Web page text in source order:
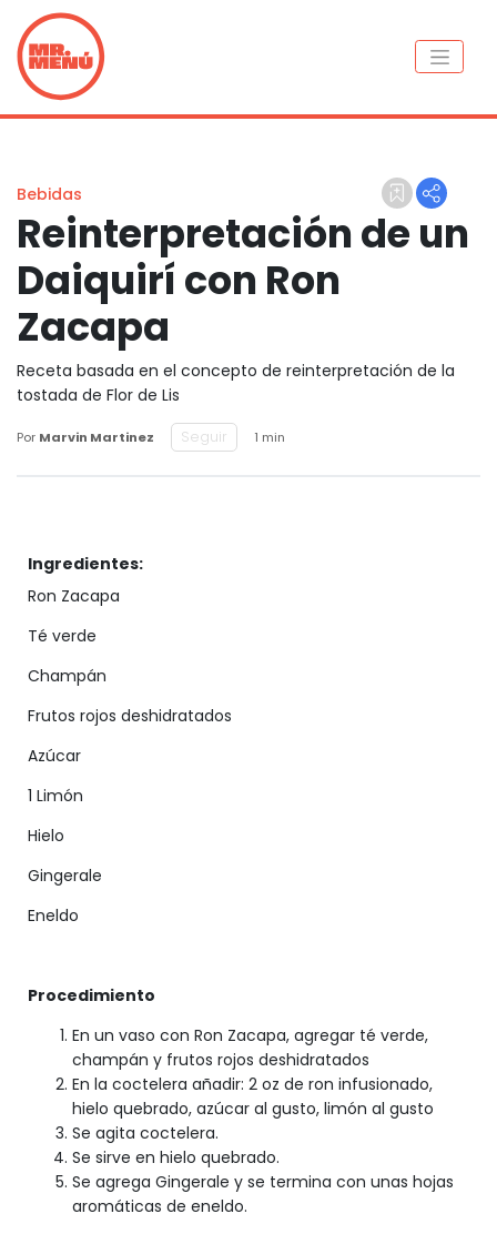
Bebidas
Reinterpretación de un
Daiquirí con Ron
Zacapa
Receta basada en el concepto de reinterpretación de la
tostada de Flor de Lis
Por Marvin Martinez Seguir 1 min
Ingredientes:
Ron Zacapa
Té verde
Champán
Frutos rojos deshidratados
Azúcar
1 Limón
Hielo
Gingerale
Eneldo
Procedimiento
En un vaso con Ron Zacapa, agregar té verde,
champán y frutos rojos deshidratados
En la coctelera añadir: 2 oz de ron infusionado,
hielo quebrado, azúcar al gusto, limón al gusto
Se agita coctelera.
Se sirve en hielo quebrado.
Se agrega Gingerale y se termina con unas hojas
aromáticas de eneldo.